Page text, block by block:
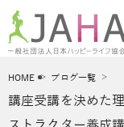
HOME ブログ一覧
講座受講を決めた